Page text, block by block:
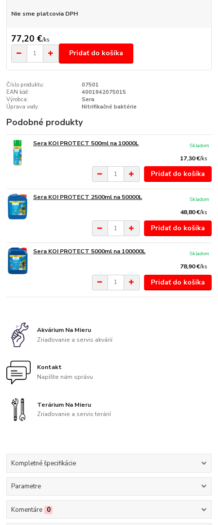
Nie sme platcovia DPH
77,20 €/ks
Pridať do košíka
Číslo produktu:
07501
EAN kód:
4001942075015
Výrobca:
Sera
Úprava vody:
Nitrifikačné baktérie
Podobné produkty
Sera KOI PROTECT 500ml na 10000L
17,30 €/ks
Skladom
Pridať do košíka
Sera KOI PROTECT 2500ml na 50000L
48,80 €/ks
Skladom
Pridať do košíka
Sera KOI PROTECT 5000ml na 100000L
78,90 €/ks
Skladom
Pridať do košíka
Akvárium Na Mieru
Zriaďovanie a servis akvárií
Kontakt
Napíšte nám správu
Terárium Na Mieru
Zriaďovanie a servis terárií
Kompletné špecifikácie
Parametre
Komentáre 0